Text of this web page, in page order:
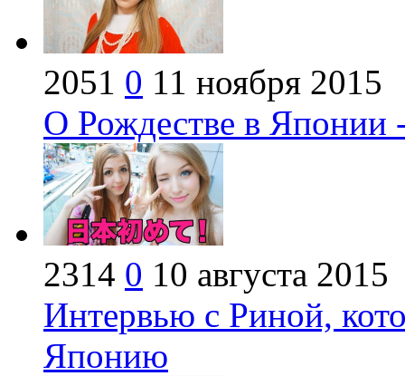
2051 0 11 ноября 2015
О Рождестве в Японии
2314 0 10 августа 2015
Интервью с Риной,
Японию